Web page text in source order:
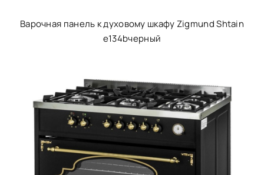
Варочная панель к духовому шкафу Zigmund Shtain
e134bчерный